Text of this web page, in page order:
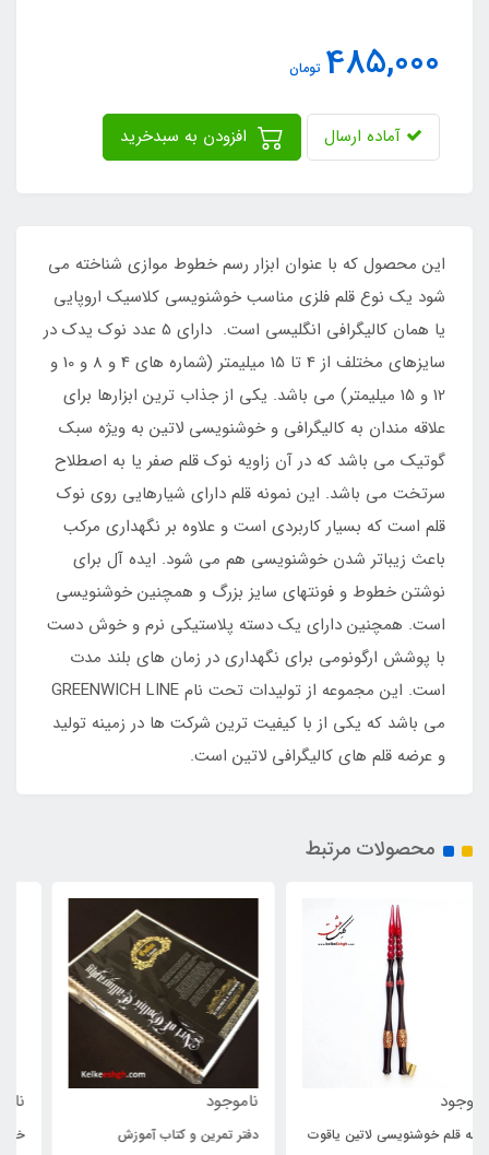
485,000 تومان
آماده ارسال
این محصول که با عنوان ابزار رسم خطوط موازی شناخته می
شود یک نوع قلم فلزی مناسب خوشنویسی کلاسیک اروپایی
یا همان کالیگرافی انگلیسی است. دارای 5 عدد نوک یدک در
سایزهای مختلف از 4 تا 15 میلیمتر (شماره های 4 و 8 و 10 و
12 و 15 میلیمتر) می باشد. یکی از جذاب ترین ابزارها برای
علاقه مندان به کالیگرافی و خوشنویسی لاتین به ویژه سبک
گوتیک می باشد که در آن زاویه نوک قلم صفر یا به اصطلاح
سرتخت می باشد. این نمونه قلم دارای شیارهایی روی نوک
قلم است که بسیار کاربردی است و علاوه بر نگهداری مرکب
باعث زیباتر شدن خوشنویسی هم می شود. ایده آل برای
نوشتن خطوط و فونتهای سایز بزرگ و همچنین خوشنویسی
است. همچنین دارای یک دسته پلاستیکی نرم و خوش دست
با پوشش ارگونومی برای نگهداری در زمان های بلند مدت
است. این مجموعه از تولیدات تحت نام GREENWICH LINE
می باشد که یکی از با کیفیت ترین شرکت ها در زمینه تولید
و عرضه قلم های کالیگرافی لاتین است.
محصولات مرتبط
ناموجود
دفتر تمرین و کتاب آموزش
ناموجود
خط‌کش گوتیک حرفه ای (پرو)